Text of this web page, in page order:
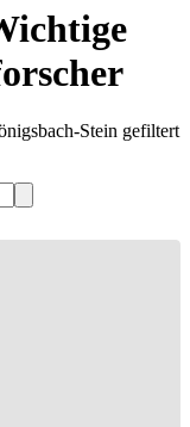
Stein gefiltert